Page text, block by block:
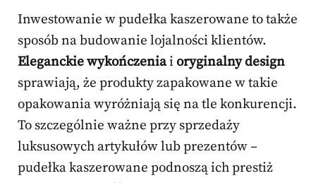
Inwestowanie w pudełka kaszerowane to także
sposób na budowanie lojalności klientów.
Eleganckie wykończeniai oryginalny design
sprawiają, że produkty zapakowane w takie
opakowania wyróżniają się na tle konkurencji.
To szczególnie ważne przy sprzedaży
luksusowych artykułów lub prezentów –
pudełka kaszerowane podnoszą ich prestiż